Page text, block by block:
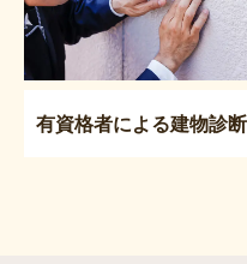
有資格者による建物診断